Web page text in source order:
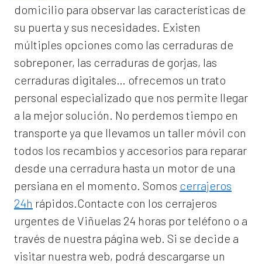
domicilio para observar las características de
su puerta y sus necesidades. Existen
múltiples opciones como las cerraduras de
sobreponer, las cerraduras de gorjas, las
cerraduras digitales… ofrecemos un trato
personal especializado que nos permite llegar
a la mejor solución. No perdemos tiempo en
transporte ya que llevamos un taller móvil con
todos los recambios y accesorios para reparar
desde una cerradura hasta un motor de una
persiana en el momento. Somos cerrajeros
24h rápidos.Contacte con los cerrajeros
urgentes de Viñuelas 24 horas por teléfono o a
través de nuestra página web. Si se decide a
visitar nuestra web, podrá descargarse un